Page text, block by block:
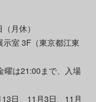
月休）
室 3F（東京都江東
曜は21:00まで、入場
日、11月3日、11月